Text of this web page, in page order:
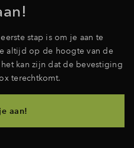
stap is om je aan te
altijd op de hoogte van de
kan zijn dat de bevestiging
terechtkomt.
aan!